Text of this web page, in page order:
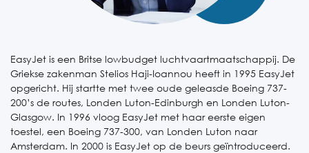
EasyJet is een Britse lowbudget luchtvaartmaatschappij. De
Griekse zakenman Stelios Haji-Ioannou heeft in 1995 EasyJet
opgericht. Hij startte met twee oude geleasde Boeing 737-
200’s de routes, Londen Luton-Edinburgh en Londen Luton-
Glasgow. In 1996 vloog EasyJet met haar eerste eigen
toestel, een Boeing 737-300, van Londen Luton naar
Amsterdam. In 2000 is EasyJet op de beurs geïntroduceerd.